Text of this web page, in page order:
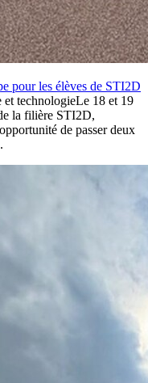
pour les élèves de STI2D
et technologieLe 18 et 19
la filière STI2D,
de passer deux